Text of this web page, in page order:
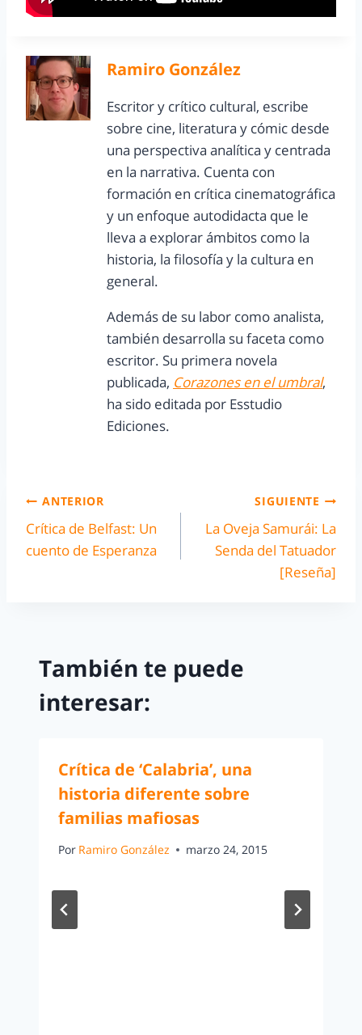
Ramiro González
Escritor y crítico cultural, escribe
sobre cine, literatura y cómic desde
una perspectiva analítica y centrada
en la narrativa. Cuenta con
formación en crítica cinematográfica
y un enfoque autodidacta que le
lleva a explorar ámbitos como la
historia, la filosofía y la cultura en
general.
Además de su labor como analista,
también desarrolla su faceta como
escritor. Su primera novela
publicada, Corazones en el umbral,
ha sido editada por Esstudio
Ediciones.
ANTERIOR
Crítica de Belfast: Un
cuento de Esperanza
SIGUIENTE
La Oveja Samurái: La
Senda del Tatuador
[Reseña]
También te puede
interesar:
Crítica de ‘Calabria’, una
historia diferente sobre
familias mafiosas
Por Ramiro González marzo 24, 2015